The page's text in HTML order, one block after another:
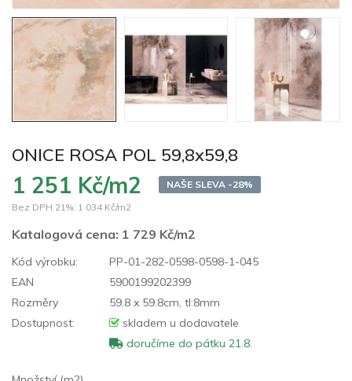
ONICE ROSA POL 59,8x59,8
1 251 Kč/m2
NAŠE SLEVA -28%
Bez DPH 21%: 1 034 Kč/m2
Katalogová cena: 1 729 Kč/m2
Kód výrobku:
PP-01-282-0598-0598-1-045
EAN
5900199202399
Rozměry
59.8 x 59.8cm, tl:8mm
Dostupnost:
skladem u dodavatele
doručíme do pátku 21.8.